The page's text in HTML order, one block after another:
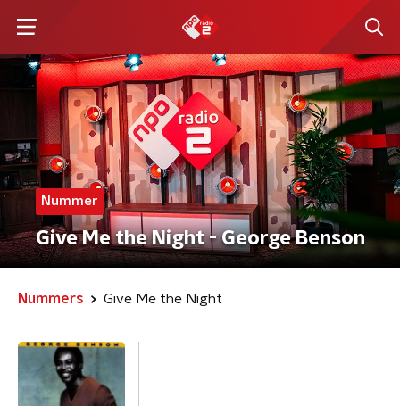
Nummer
Give Me the Night - George Benson
Nummers Give Me the Night